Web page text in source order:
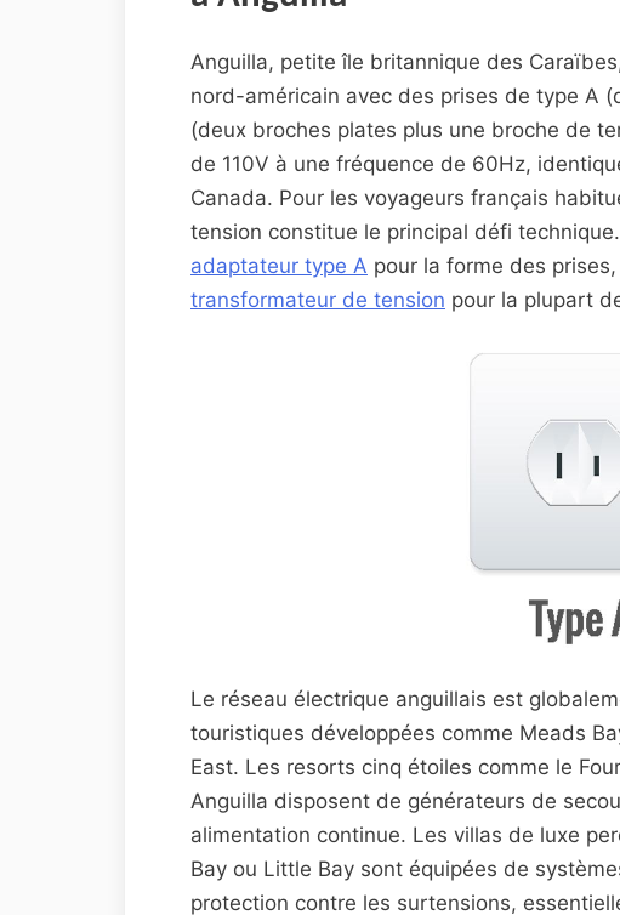
Anguilla, petite île britannique des
nord-américain avec des prises de type A
(deux broches plates plus une broche de
de 110V à une fréquence de 60Hz,
Canada. Pour les voyageurs français
tension constitue le principal défi
adaptateur type A pour la forme des
transformateur de tension pour la plupart
Le réseau électrique anguillais est
touristiques développées comme Meads
East. Les resorts cinq étoiles comme le
Anguilla disposent de générateurs de
alimentation continue. Les villas de luxe
Bay ou Little Bay sont équipées de
protection contre les surtensions,